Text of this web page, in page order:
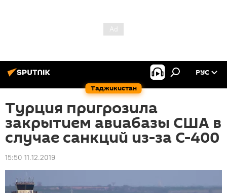
Таджикистан
РУС
Турция пригрозила
закрытием авиабазы США в
случае санкций из-за С-400
15:50 11.12.2019